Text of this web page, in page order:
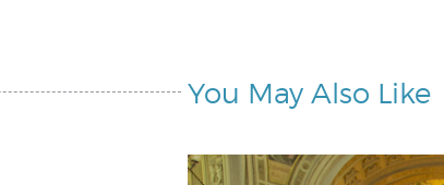
You May Also Like